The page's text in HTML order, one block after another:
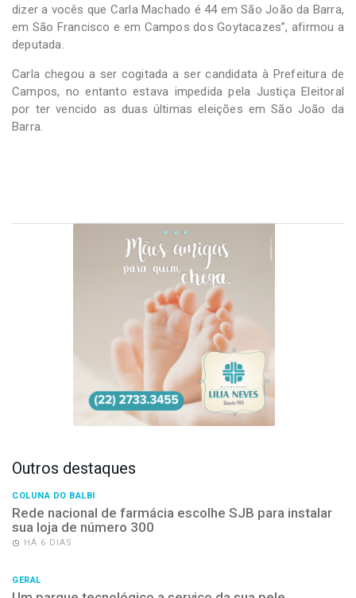
dizer a vocês que Carla Machado é 44 em São João da Barra,
em São Francisco e em Campos dos Goytacazes”, afirmou a
deputada.
Carla chegou a ser cogitada a ser candidata à Prefeitura de
Campos, no entanto estava impedida pela Justiça Eleitoral
por ter vencido as duas últimas eleições em São João da
Barra.
Outros destaques
COLUNA DO BALBI
Rede nacional de farmácia escolhe SJB para instalar
sua loja de número 300
HÁ 6 DIAS
GERAL